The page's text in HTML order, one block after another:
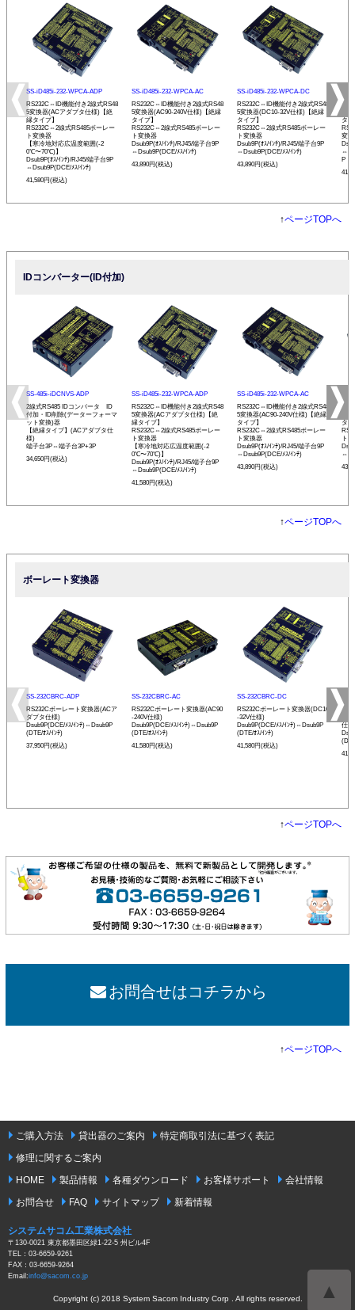
SS-iD485i-232-WPCA-ADP
RS232C⇔ID機能付き2線式RS48
5変換器(ACアダプタ仕様)【絶
縁タイプ】
RS232C⇔2線式RS485ボーレー
ト変換器
【寒冷地対応広温度範囲(-2
0℃〜70℃)】
Dsub9P(ｵｽ/ｲﾝﾁ)/RJ45/端子台9P
⇔Dsub9P(DCE/ﾒｽ/ｲﾝﾁ)
41,580円(税込)
SS-iD485i-232-WPCA-AC
RS232C⇔ID機能付き2線式RS48
5変換器(AC90-240V仕様)【絶縁
タイプ】
RS232C⇔2線式RS485ボーレー
ト変換器
Dsub9P(ｵｽ/ｲﾝﾁ)/RJ45/端子台9P
⇔Dsub9P(DCE/ﾒｽ/ｲﾝﾁ)
43,890円(税込)
SS-iD485i-232-WPCA-DC
RS232C⇔ID機能付き2線式RS48
5変換器(DC10-32V仕様)【絶縁
タイプ】
RS232C⇔2線式RS485ボーレー
ト変換器
Dsub9P(ｵｽ/ｲﾝﾁ)/RJ45/端子台9P
⇔Dsub9P(DCE/ﾒｽ/ｲﾝﾁ)
43,890円(税込)
タ
変
P
↑ページTOPへ
IDコンバーター(ID付加)
SS-485i-iDCNVS-ADP
2線式RS485 IDコンバータ ID
付加・ID削除(データーフォーマ
ット変換)器
【絶縁タイプ】(ACアダプタ仕
様)
端子台3P⇔端子台3P+3P
34,650円(税込)
SS-iD485i-232-WPCA-ADP
RS232C⇔ID機能付き2線式RS48
5変換器(ACアダプタ仕様)【絶
縁タイプ】
RS232C⇔2線式RS485ボーレー
ト変換器
【寒冷地対応広温度範囲(-2
0℃〜70℃)】
Dsub9P(ｵｽ/ｲﾝﾁ)/RJ45/端子台9P
⇔Dsub9P(DCE/ﾒｽ/ｲﾝﾁ)
41,580円(税込)
SS-iD485i-232-WPCA-AC
RS232C⇔ID機能付き2線式RS48
5変換器(AC90-240V仕様)【絶縁
タイプ】
RS232C⇔2線式RS485ボーレー
ト変換器
Dsub9P(ｵｽ/ｲﾝﾁ)/RJ45/端子台9P
⇔Dsub9P(DCE/ﾒｽ/ｲﾝﾁ)
43,890円(税込)
タ
ト
↑ページTOPへ
ボーレート変換器
SS-232CBRC-ADP
RS232Cボーレート変換器(ACア
ダプタ仕様)
Dsub9P(DCE/ﾒｽ/ｲﾝﾁ)⇔Dsub9P
(DTE/ｵｽ/ｲﾝﾁ)
37,950円(税込)
SS-232CBRC-AC
RS232Cボーレート変換器(AC90
-240V仕様)
Dsub9P(DCE/ﾒｽ/ｲﾝﾁ)⇔Dsub9P
(DTE/ｵｽ/ｲﾝﾁ)
41,580円(税込)
SS-232CBRC-DC
RS232Cボーレート変換器(DC10
-32V仕様)
Dsub9P(DCE/ﾒｽ/ｲﾝﾁ)⇔Dsub9P
(DTE/ｵｽ/ｲﾝﾁ)
41,580円(税込)
リ
仕
↑ページTOPへ
お問合せはコチラから
↑ページTOPへ
▲
ご購入方法 貸出器のご案内
特定商取引法に基づく表記
修理に関するご案内
HOME
製品情報 各種ダウンロード お客様サポート
会社情報
お問合せ
FAQ サイトマップ 新着情報
システムサコム工業株式会社
〒130-0021 東京都墨田区緑1-22-5 州ビル4F
TEL：03-6659-9261
FAX：03-6659-9264
Email:info@sacom.co.jp
Copyright (c) 2018 System Sacom Industry Corp . All rights reserved.